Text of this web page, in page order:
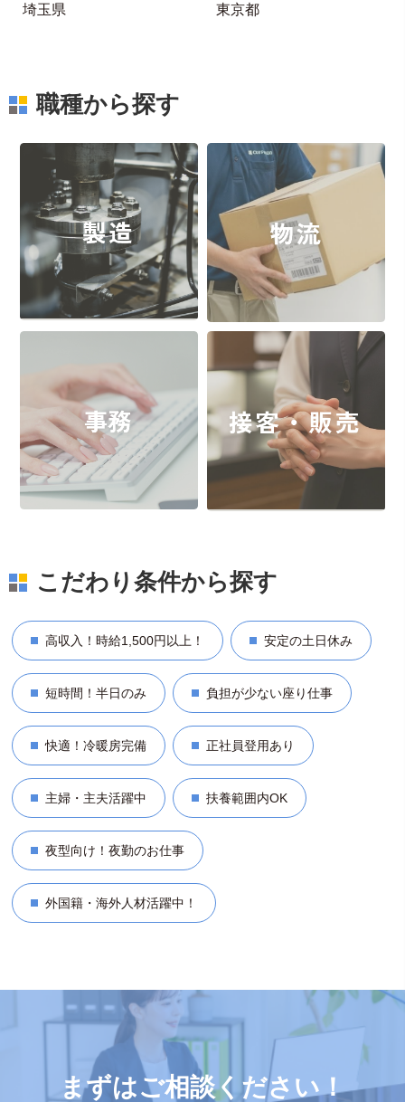
埼玉県 東京都
職種から探す
こだわり条件から探す
高収入！時給1,500円以上！ 安定の土日休み
短時間！半日のみ 負担が少ない座り仕事
快適！冷暖房完備 正社員登用あり
主婦・主夫活躍中 扶養範囲内OK
夜型向け！夜勤のお仕事
外国籍・海外人材活躍中！
まずはご相談ください！